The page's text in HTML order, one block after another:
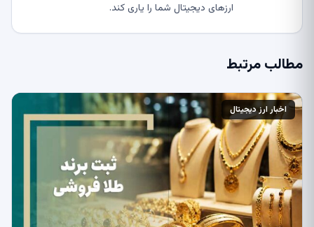
ارزهای دیجیتال شما را یاری کند.
مطالب مرتبط
اخبار ارز دیجیتال